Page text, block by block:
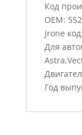
Код
OEM:
Jrone
Для
Год